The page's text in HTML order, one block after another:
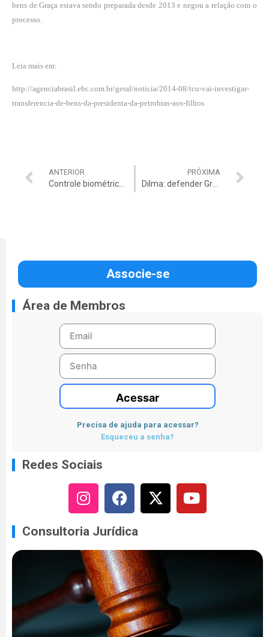
bens de Graça estava sendo preparada desde 2013 e negou a relação com o
processo.
Leia mais em:
http://agenciabrasil.ebc.com.br/geral/noticia/2014-08/tcu-vai-investigar-
transferencia-de-bens-da-presidenta-da-petrobras-aos-filhos
ANTERIOR
Controle biométrico para impor racionamento
PRÓXIMA
Dilma: defender Graça é defender a Petrobrás
Associe-se
Área de Membros
Acessar
Precisa de ajuda para acessar?
Esqueceu a senha?
Redes Sociais
Consultoria Jurídica